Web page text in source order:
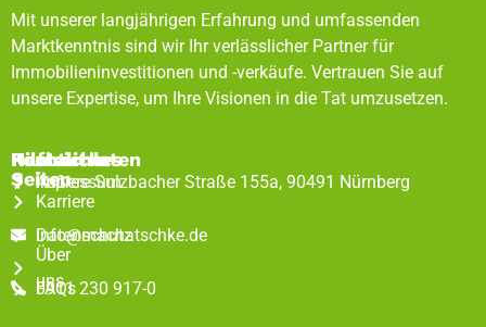
Mit unserer langjährigen Erfahrung und umfassenden
Marktkenntnis sind wir Ihr verlässlicher Partner für
Immobilieninvestitionen und -verkäufe. Vertrauen Sie auf
unsere Expertise, um Ihre Visionen in die Tat umzusetzen.
Rechtliches
Impressum
Datenschutz
FAQs
Hilfreiche
Seiten
Karriere
Über
uns
Kontaktdaten
Äußere Sulzbacher Straße 155a, 90491 Nürnberg
info@machatschke.de
0911 230 917-0